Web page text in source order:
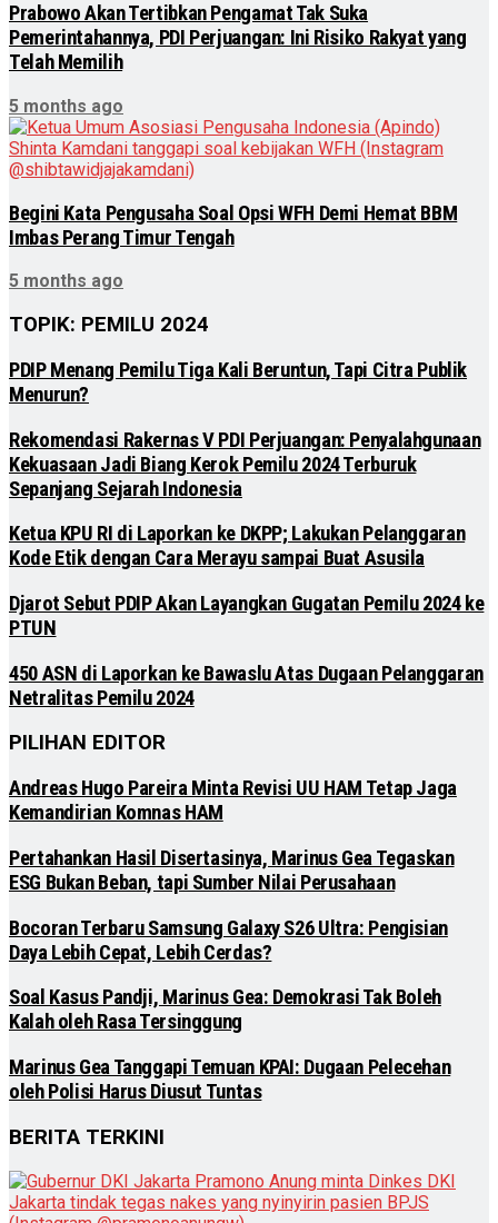
Prabowo Akan Tertibkan Pengamat Tak Suka
Pemerintahannya, PDI Perjuangan: Ini Risiko Rakyat yang
Telah Memilih
5 months ago
Begini Kata Pengusaha Soal Opsi WFH Demi Hemat BBM
Imbas Perang Timur Tengah
5 months ago
TOPIK: PEMILU 2024
PDIP Menang Pemilu Tiga Kali Beruntun, Tapi Citra Publik
Menurun?
Rekomendasi Rakernas V PDI Perjuangan: Penyalahgunaan
Kekuasaan Jadi Biang Kerok Pemilu 2024 Terburuk
Sepanjang Sejarah Indonesia
Ketua KPU RI di Laporkan ke DKPP; Lakukan Pelanggaran
Kode Etik dengan Cara Merayu sampai Buat Asusila
Djarot Sebut PDIP Akan Layangkan Gugatan Pemilu 2024 ke
PTUN
450 ASN di Laporkan ke Bawaslu Atas Dugaan Pelanggaran
Netralitas Pemilu 2024
PILIHAN EDITOR
Andreas Hugo Pareira Minta Revisi UU HAM Tetap Jaga
Kemandirian Komnas HAM
Pertahankan Hasil Disertasinya, Marinus Gea Tegaskan
ESG Bukan Beban, tapi Sumber Nilai Perusahaan
Bocoran Terbaru Samsung Galaxy S26 Ultra: Pengisian
Daya Lebih Cepat, Lebih Cerdas?
Soal Kasus Pandji, Marinus Gea: Demokrasi Tak Boleh
Kalah oleh Rasa Tersinggung
Marinus Gea Tanggapi Temuan KPAI: Dugaan Pelecehan
oleh Polisi Harus Diusut Tuntas
BERITA TERKINI